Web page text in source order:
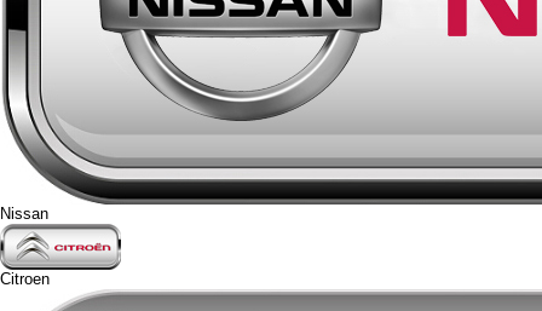
Nissan
Citroen